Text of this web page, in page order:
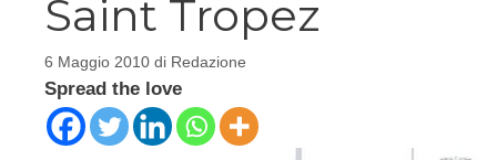
Saint Tropez
6 Maggio 2010 di Redazione
Spread the love